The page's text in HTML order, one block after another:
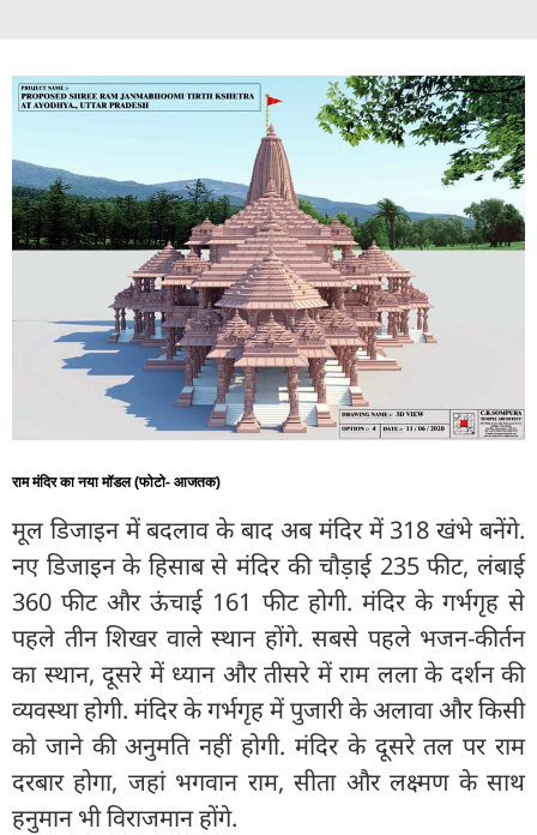
राम मंदिर का नया मॉडल (फोटो- आजतक)
मूल डिजाइन में बदलाव के बाद अब मंदिर में 318 खंभे बनेंगे.
नए डिजाइन के हिसाब से मंदिर की चौड़ाई 235 फीट, लंबाई
360 फीट और ऊंचाई 161 फीट होगी. मंदिर के गर्भगृह से
पहले तीन शिखर वाले स्थान होंगे. सबसे पहले भजन-कीर्तन
का स्थान, दूसरे में ध्यान और तीसरे में राम लला के दर्शन की
व्यवस्था होगी. मंदिर के गर्भगृह में पुजारी के अलावा और किसी
को जाने की अनुमति नहीं होगी. मंदिर के दूसरे तल पर राम
दरबार होगा, जहां भगवान राम, सीता और लक्ष्मण के साथ
हनुमान भी विराजमान होंगे.